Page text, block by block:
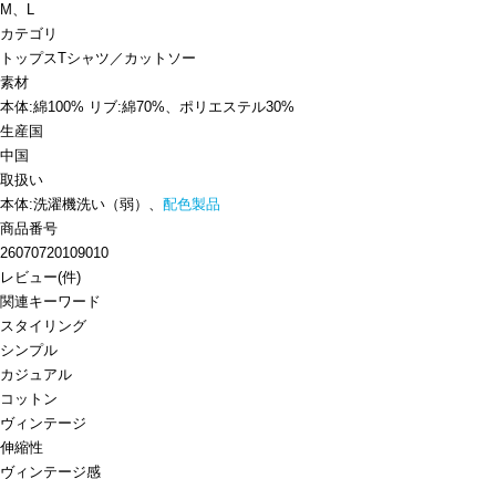
M、L
カテゴリ
トップスTシャツ／カットソー
素材
本体:綿100% リブ:綿70%、ポリエステル30%
生産国
中国
取扱い
本体:洗濯機洗い（弱）、 配色製品
商品番号
26070720109010
レビュー(件)
関連キーワード
スタイリング
シンプル
カジュアル
コットン
ヴィンテージ
伸縮性
ヴィンテージ感